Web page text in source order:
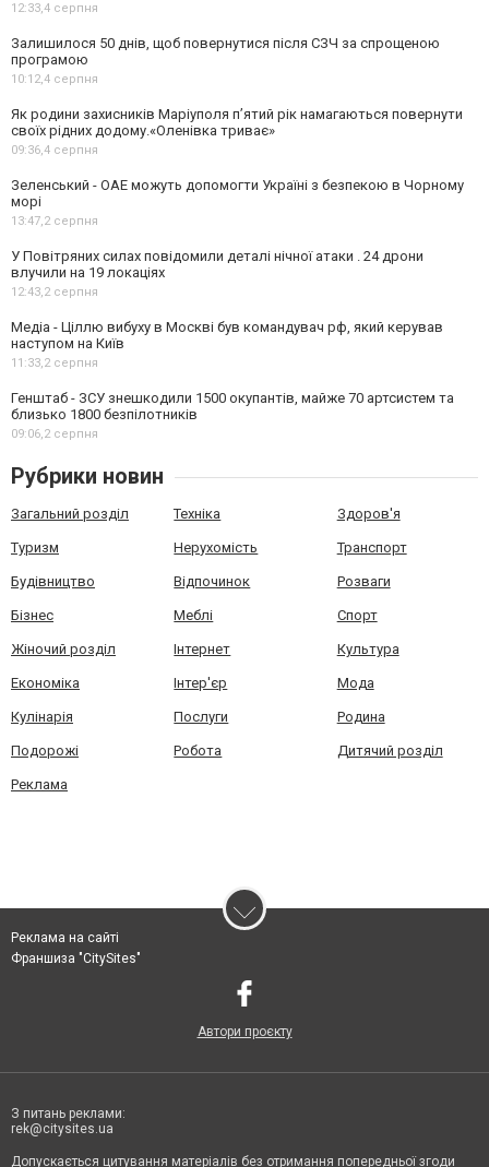
12:33,4 серпня
Залишилося 50 днів, щоб повернутися після СЗЧ за спрощеною
програмою
10:12,4 серпня
Як родини захисників Маріуполя пʼятий рік намагаються повернути
своїх рідних додому.«Оленівка триває»
09:36,4 серпня
Зеленський - ОАЕ можуть допомогти Україні з безпекою в Чорному
морі
13:47,2 серпня
У Повітряних силах повідомили деталі нічної атаки . 24 дрони
влучили на 19 локаціях
12:43,2 серпня
Медіа - Ціллю вибуху в Москві був командувач рф, який керував
наступом на Київ
11:33,2 серпня
Генштаб - ЗСУ знешкодили 1500 окупантів, майже 70 артсистем та
близько 1800 безпілотників
09:06,2 серпня
Рубрики новин
Загальний розділ Техніка Здоров'я
Туризм Нерухомість Транспорт
Будівництво Відпочинок Розваги
Бізнес Меблі Спорт
Жіночий розділ Інтернет Культура
Економіка Інтер'єр Мода
Кулінарія Послуги Родина
Подорожі Робота Дитячий розділ
Реклама
Реклама на сайті
Франшиза "CitySites"
Автори проєкту
З питань реклами:
rek@citysites.ua
Допускається цитування матеріалів без отримання попередньої згоди